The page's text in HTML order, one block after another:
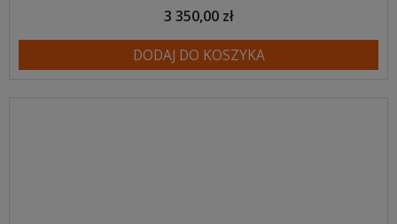
3 350,00 zł
DODAJ DO KOSZYKA